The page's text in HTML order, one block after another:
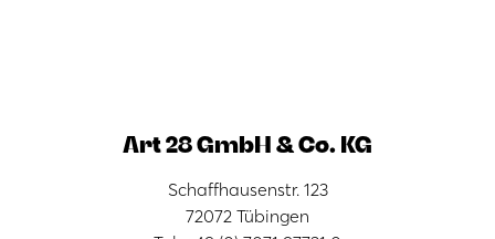
Art 28 GmbH & Co. KG
Schaffhausenstr. 123
72072 Tübingen